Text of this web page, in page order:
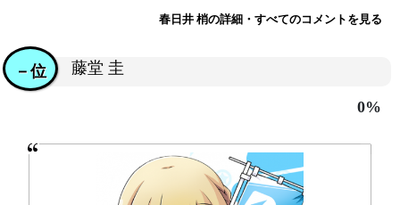
春日井 梢の詳細・すべてのコメントを見る
藤堂 圭
－位
0%